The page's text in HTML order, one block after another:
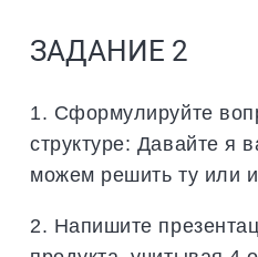
ЗАДАНИЕ 2
1. Сформулируйте
структуре: Давайте я
можем решить ту или
2. Напишите